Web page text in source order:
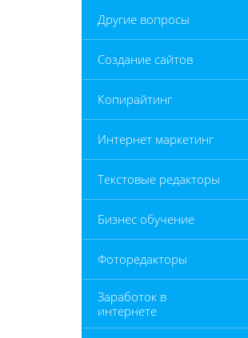
Другие вопросы
Создание сайтов
Копирайтинг
Интернет маркетинг
Текстовые редакторы
Бизнес обучение
Фоторедакторы
Заработок в
интернете